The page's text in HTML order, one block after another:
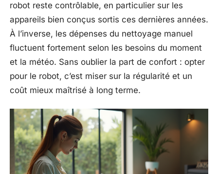
robot reste contrôlable, en particulier sur les
appareils bien conçus sortis ces dernières années.
À l’inverse, les dépenses du nettoyage manuel
fluctuent fortement selon les besoins du moment
et la météo. Sans oublier la part de confort : opter
pour le robot, c’est miser sur la régularité et un
coût mieux maîtrisé à long terme.